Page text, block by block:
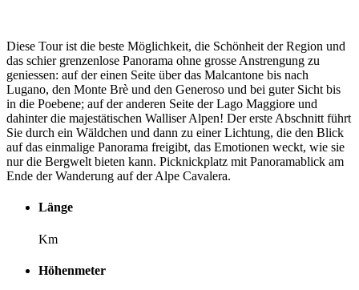
Diese Tour ist die beste Möglichkeit, die Schönheit der Region und
das schier grenzenlose Panorama ohne grosse Anstrengung zu
geniessen: auf der einen Seite über das Malcantone bis nach
Lugano, den Monte Brè und den Generoso und bei guter Sicht bis
in die Poebene; auf der anderen Seite der Lago Maggiore und
dahinter die majestätischen Walliser Alpen! Der erste Abschnitt führt
Sie durch ein Wäldchen und dann zu einer Lichtung, die den Blick
auf das einmalige Panorama freigibt, das Emotionen weckt, wie sie
nur die Bergwelt bieten kann. Picknickplatz mit Panoramablick am
Ende der Wanderung auf der Alpe Cavalera.
Länge
Km
Höhenmeter